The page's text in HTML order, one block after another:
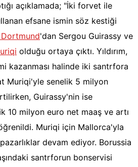
açıklamada; "İki forvet ile
efsane ismin söz kestiği
'dan Sergou Guirassy ve
olduğu ortaya çıktı. Yıldırım,
kazanması halinde iki santrfora
Muriqi'yle senelik 5 milyon
Guirassy'nin ise
10 milyon euro net maaş ve artı
Muriqi için Mallorca'yla
devam ediyor. Borussia
santrforun bonservisi